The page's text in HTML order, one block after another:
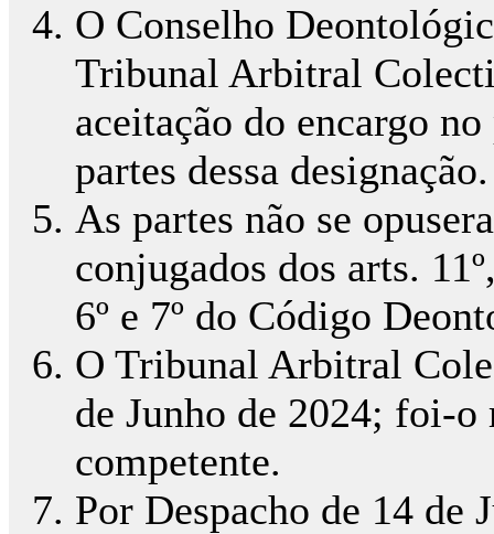
O Conselho
Tribunal Arbitral
aceitação do encargo
partes dessa designação.
As partes não se
conjugados dos arts.
6º e 7º do Código
O Tribunal Arbitral
de Junho de 2024; foi-
competente.
Por Despacho de 14 de